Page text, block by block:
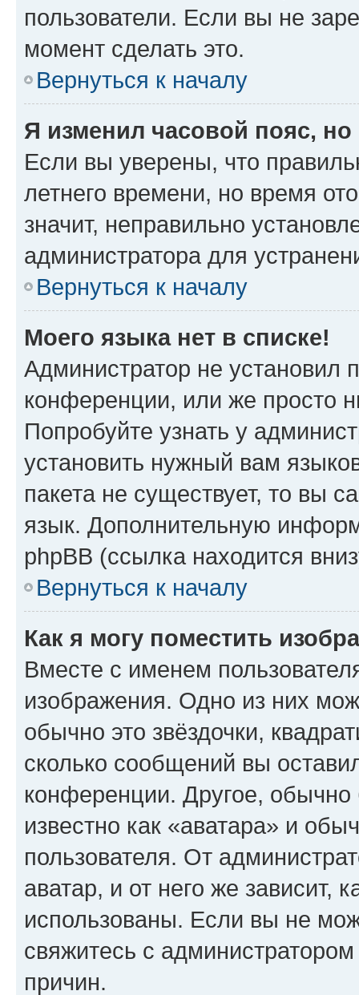
пользователи. Если вы не
момент сделать это.
Вернуться к началу
Я изменил часовой пояс,
Если вы уверены, что
летнего времени, но время
значит, неправильно
администратора для
Вернуться к началу
Моего языка нет в списке!
Администратор не установил
конференции, или же просто
Попробуйте узнать у
установить нужный вам
пакета не существует, то вы
язык. Дополнительную
phpBB (ссылка находится
Вернуться к началу
Как я могу поместить
Вместе с именем
изображения. Одно из них
обычно это звёздочки,
сколько сообщений вы
конференции. Другое,
известно как «аватара» и
пользователя. От
аватар, и от него же зависит,
использованы. Если вы не
свяжитесь с
причин.